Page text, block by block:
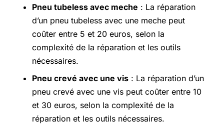
Pneu tubeless avec meche : La réparation
d’un pneu tubeless avec une meche peut
coûter entre 5 et 20 euros, selon la
complexité de la réparation et les outils
nécessaires.
Pneu crevé avec une vis : La réparation d’un
pneu crevé avec une vis peut coûter entre 10
et 30 euros, selon la complexité de la
réparation et les outils nécessaires.